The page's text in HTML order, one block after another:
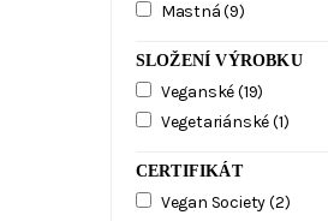
Mastná(9)
SLOŽENÍ VÝROBKU
Veganské(19)
Vegetariánské(1)
CERTIFIKÁT
Vegan Society(2)